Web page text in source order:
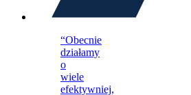
“Obecnie
działamy
o
wiele
efektywniej,